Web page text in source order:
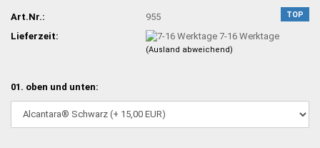
TOP
Art.Nr.:
955
Lieferzeit:
7-16 Werktage
(Ausland abweichend)
01. oben und unten: